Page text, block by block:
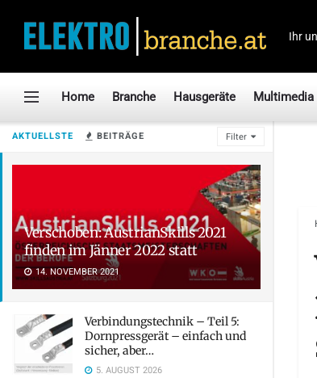
AKTUELLSTE BEITRÄGE Filter
Verschoben: AustrianSkills 2021
finden im Jänner 2022 statt
14. NOVEMBER 2021
Verbindungstechnik – Teil 5:
Dornpressgerät – einfach und
sicher, aber…
5. AUGUST 2026
Ihr
Home Branche Hausgeräte Multimedia